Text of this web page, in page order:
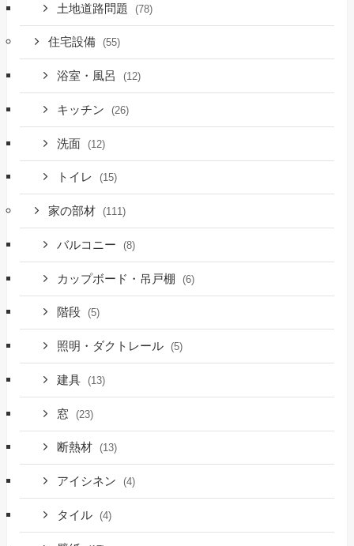
土地道路問題 (78)
住宅設備 (55)
浴室・風呂 (12)
キッチン (26)
洗面 (12)
トイレ (15)
家の部材 (111)
バルコニー (8)
カップボード・吊戸棚 (6)
階段 (5)
照明・ダクトレール (5)
建具 (13)
窓 (23)
断熱材 (13)
アイシネン (4)
タイル (4)